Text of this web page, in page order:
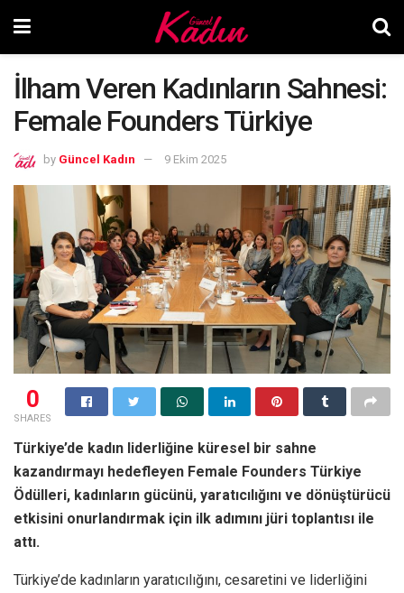
İlham Veren Kadınların Sahnesi:
Female Founders Türkiye
by Güncel Kadın 9 Ekim 2025
0
SHARES
Türkiye’de kadın liderliğine küresel bir sahne
kazandırmayı hedefleyen Female Founders Türkiye
Ödülleri, kadınların gücünü, yaratıcılığını ve dönüştürücü
etkisini onurlandırmak için ilk adımını jüri toplantısı ile
attı.
Türkiye’de kadınların yaratıcılığını, cesaretini ve liderliğini